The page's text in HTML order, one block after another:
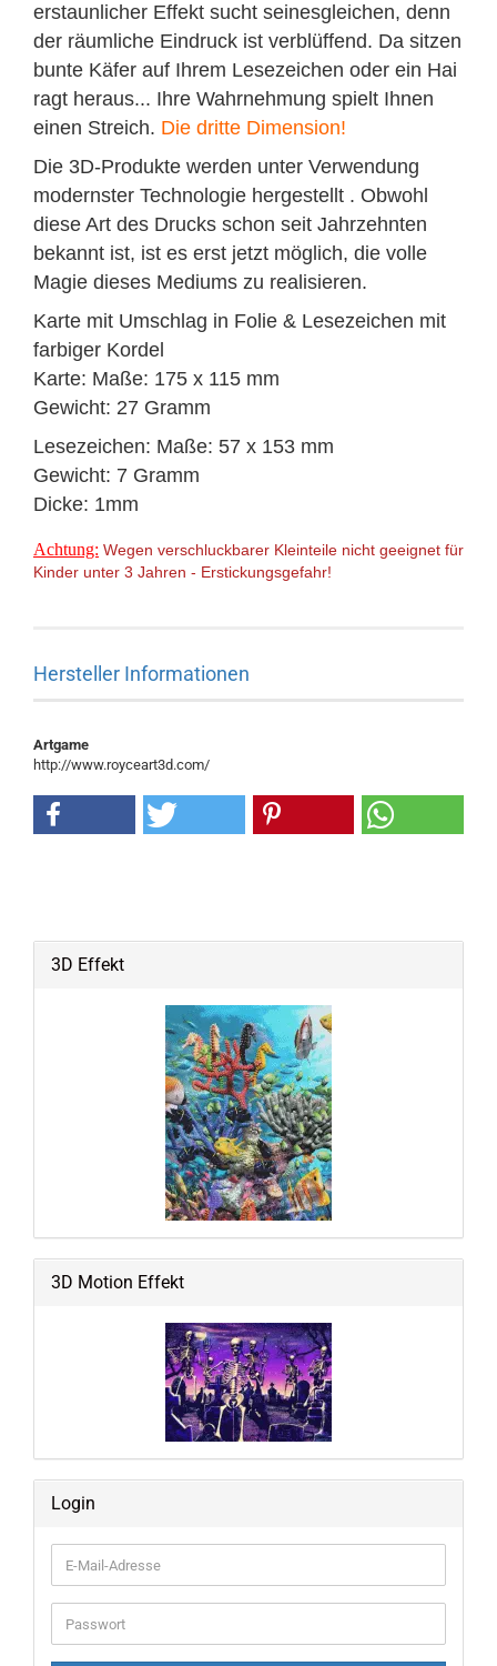
erstaunlicher Effekt sucht seinesgleichen, denn
der räumliche Eindruck ist verblüffend. Da sitzen
bunte Käfer auf Ihrem Lesezeichen oder ein Hai
ragt heraus... Ihre Wahrnehmung spielt Ihnen
einen Streich. Die dritte Dimension!
Die 3D-Produkte werden unter Verwendung
modernster Technologie hergestellt . Obwohl
diese Art des Drucks schon seit Jahrzehnten
bekannt ist, ist es erst jetzt möglich, die volle
Magie dieses Mediums zu realisieren.
Karte mit Umschlag in Folie & Lesezeichen mit
farbiger Kordel
Karte: Maße: 175 x 115 mm
Gewicht: 27 Gramm
Lesezeichen: Maße: 57 x 153 mm
Gewicht: 7 Gramm
Dicke: 1mm
Achtung: Wegen verschluckbarer Kleinteile nicht geeignet für
Kinder unter 3 Jahren - Erstickungsgefahr!
Hersteller Informationen
Artgame
http://www.royceart3d.com/
3D Effekt
3D Motion Effekt
Login
E-
Mail-
Adresse
Passwort